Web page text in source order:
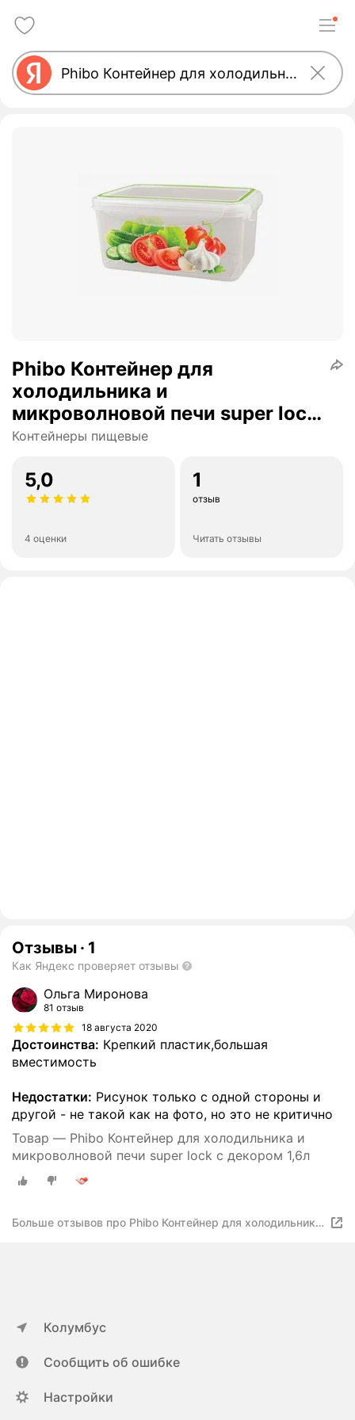
Phibo Контейнер для
холодильника и
микроволновой печи super lock
с декором
Контейнеры пищевые
5,0
4 оценки
1
отзыв
Читать отзывы
Отзывы · 1
Как Яндекс проверяет отзывы
Ольга Миронова
81 отзыв
18 августа 2020
Достоинства: Крепкий пластик,большая
вместимость
Недостатки: Рисунок только с одной стороны и
другой - не такой как на фото, но это не критично
Товар — Phibo Контейнер для холодильника и
микроволновой печи super lock с декором 1,6л
Больше отзывов про Phibo Контейнер для холодильника
Колумбус
Сообщить об ошибке
Настройки